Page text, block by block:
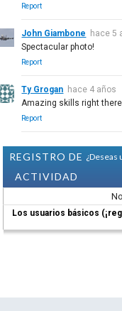
Report
John Giambone
hace 5
Spectacular photo!
Report
Ty Grogan hace 4 años
Amazing skills right
Report
REGISTRO DE
ACTIVIDAD
¿Deseas
Los usuarios básicos